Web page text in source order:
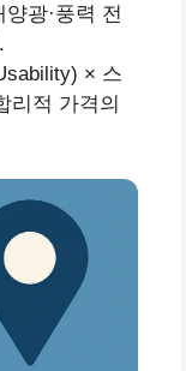
광·풍력 전
× 스
리적 가격의